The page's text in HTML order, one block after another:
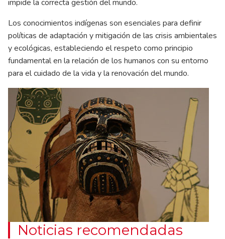
impide la correcta gestión del mundo.
Los conocimientos indígenas son esenciales para definir
políticas de adaptación y mitigación de las crisis ambientales
y ecológicas, estableciendo el respeto como principio
fundamental en la relación de los humanos con su entorno
para el cuidado de la vida y la renovación del mundo.
Noticias recomendadas